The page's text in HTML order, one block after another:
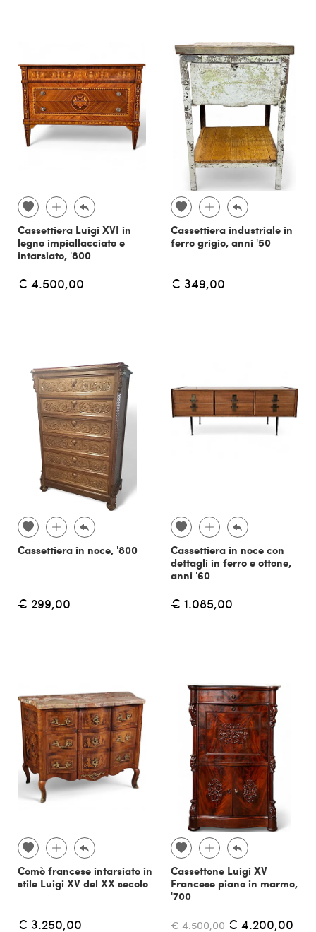
Cassettiera Luigi XVI in
legno impiallacciato e
intarsiato, '800
€ 4.500,00
Cassettiera industriale in
ferro grigio, anni '50
€ 349,00
Cassettiera in noce, '800
€ 299,00
Cassettiera in noce con
dettagli in ferro e ottone,
anni '60
€ 1.085,00
Comò francese intarsiato in
stile Luigi XV del XX secolo
€ 3.250,00
Cassettone Luigi XV
Francese piano in marmo,
'700
€ 4.500,00 € 4.200,00